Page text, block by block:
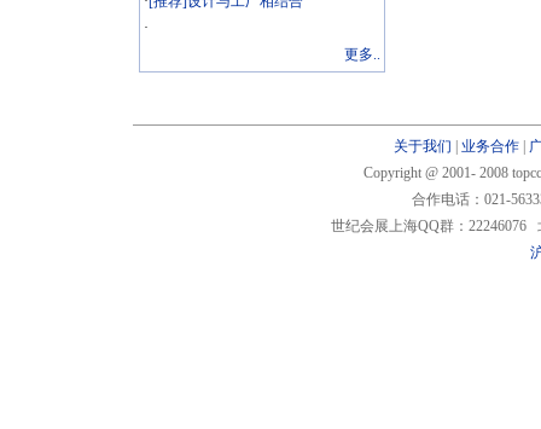
·
更多..
关于我们 业务合作
Copyright @ 2001- 2008
合作电话：021-
世纪会展上海QQ群：22246076